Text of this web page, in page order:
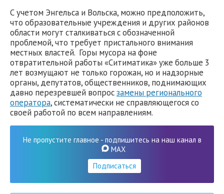
С учетом Энгельса и Вольска, можно предположить,
что образовательные учреждения и других районов
области могут сталкиваться с обозначенной
проблемой, что требует пристального внимания
местных властей. Горы мусора на фоне
отвратительной работы «Ситиматика» уже больше 3
лет возмущают не только горожан, но и надзорные
органы, депутатов, общественников, поднимающих
давно перезревшей вопросзамены регионального
оператора, систематически не справляющегося со
своей работой по всем направлениям.
Не пропустите главное - подпишитесь на наш канал в
MAX
Подписаться